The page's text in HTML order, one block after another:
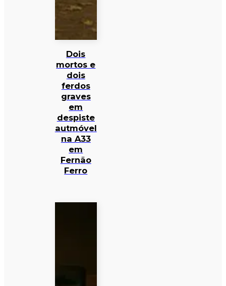
Dois
mortos e
dois
ferdos
graves
em
despiste
autmóvel
na A33
em
Fernão
Ferro